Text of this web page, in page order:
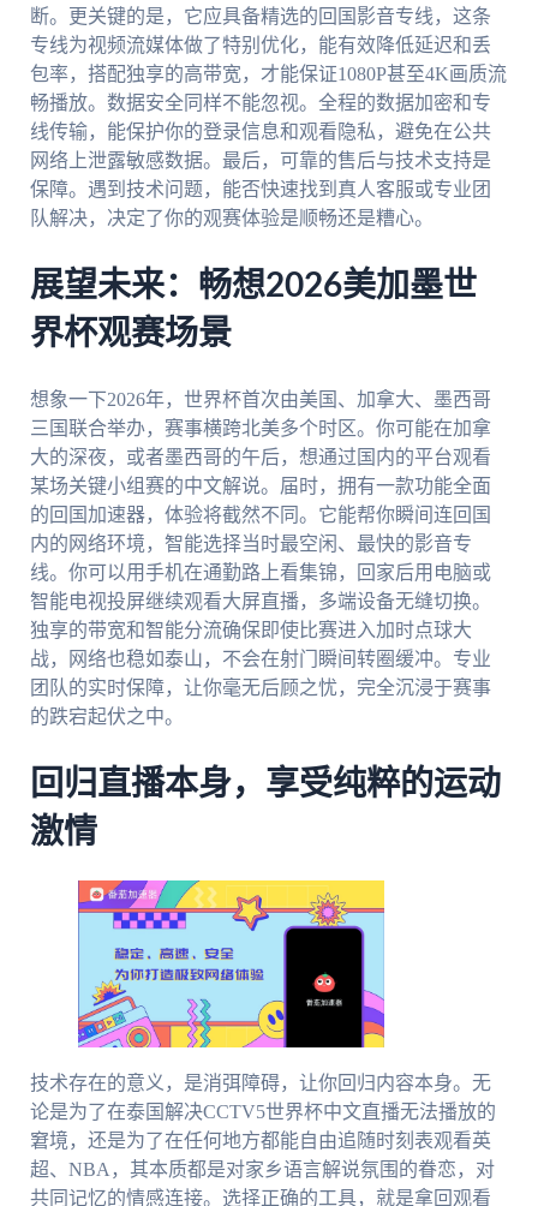
断。更关键的是，它应具备精选的回国影音专线，这条
专线为视频流媒体做了特别优化，能有效降低延迟和丢
包率，搭配独享的高带宽，才能保证1080P甚至4K画质流
畅播放。数据安全同样不能忽视。全程的数据加密和专
线传输，能保护你的登录信息和观看隐私，避免在公共
网络上泄露敏感数据。最后，可靠的售后与技术支持是
保障。遇到技术问题，能否快速找到真人客服或专业团
队解决，决定了你的观赛体验是顺畅还是糟心。
展望未来：畅想2026美加墨世
界杯观赛场景
想象一下2026年，世界杯首次由美国、加拿大、墨西哥
三国联合举办，赛事横跨北美多个时区。你可能在加拿
大的深夜，或者墨西哥的午后，想通过国内的平台观看
某场关键小组赛的中文解说。届时，拥有一款功能全面
的回国加速器，体验将截然不同。它能帮你瞬间连回国
内的网络环境，智能选择当时最空闲、最快的影音专
线。你可以用手机在通勤路上看集锦，回家后用电脑或
智能电视投屏继续观看大屏直播，多端设备无缝切换。
独享的带宽和智能分流确保即使比赛进入加时点球大
战，网络也稳如泰山，不会在射门瞬间转圈缓冲。专业
团队的实时保障，让你毫无后顾之忧，完全沉浸于赛事
的跌宕起伏之中。
回归直播本身，享受纯粹的运动
激情
技术存在的意义，是消弭障碍，让你回归内容本身。无
论是为了在泰国解决CCTV5世界杯中文直播无法播放的
窘境，还是为了在任何地方都能自由追随时刻表观看英
超、NBA，其本质都是对家乡语言解说氛围的眷恋，对
共同记忆的情感连接。选择正确的工具，就是拿回观看